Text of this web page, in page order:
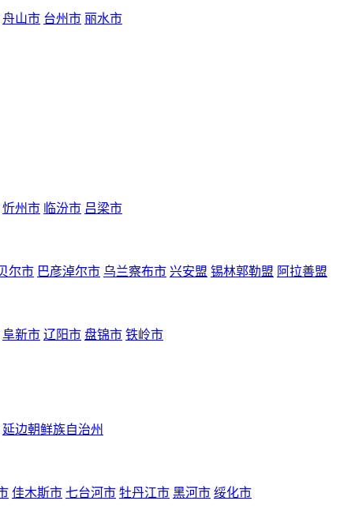
舟山市 台州市 丽水市
忻州市 临汾市 吕梁市
尔市 巴彦淖尔市 乌兰察布市 兴安盟 锡林郭勒盟 阿拉善盟
阜新市 辽阳市 盘锦市 铁岭市
延边朝鲜族自治州
佳木斯市 七台河市 牡丹江市 黑河市 绥化市